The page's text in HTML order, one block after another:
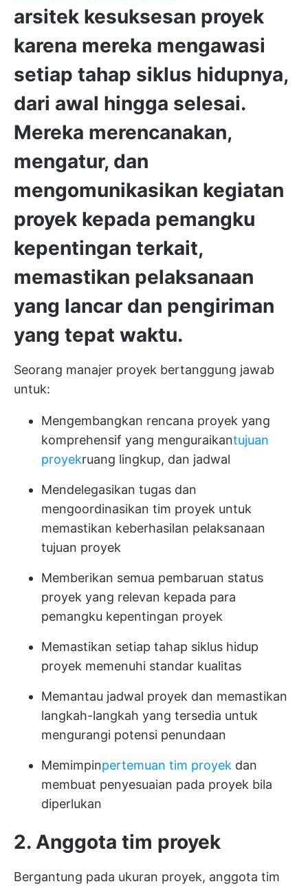
arsitek kesuksesan proyek
karena mereka mengawasi
setiap tahap siklus hidupnya,
dari awal hingga selesai.
Mereka merencanakan,
mengatur, dan
mengomunikasikan kegiatan
proyek kepada pemangku
kepentingan terkait,
memastikan pelaksanaan
yang lancar dan pengiriman
yang tepat waktu.
Seorang manajer proyek bertanggung jawab
untuk:
Mengembangkan rencana proyek yang
komprehensif yang menguraikantujuan
proyekruang lingkup, dan jadwal
Mendelegasikan tugas dan
mengoordinasikan tim proyek untuk
memastikan keberhasilan pelaksanaan
tujuan proyek
Memberikan semua pembaruan status
proyek yang relevan kepada para
pemangku kepentingan proyek
Memastikan setiap tahap siklus hidup
proyek memenuhi standar kualitas
Memantau jadwal proyek dan memastikan
langkah-langkah yang tersedia untuk
mengurangi potensi penundaan
Memimpinpertemuan tim proyek dan
membuat penyesuaian pada proyek bila
diperlukan
2. Anggota tim proyek
Bergantung pada ukuran proyek, anggota tim